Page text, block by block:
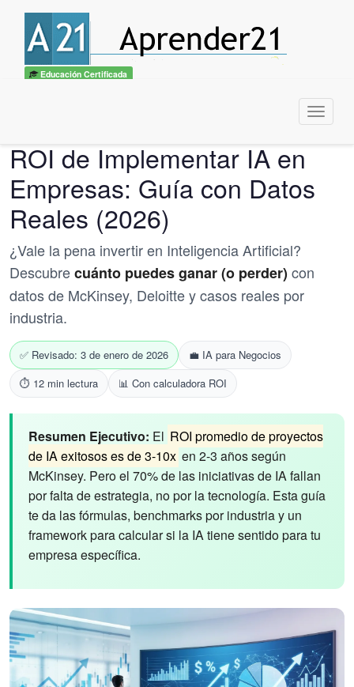
Educación Certificada
Menu
ROI de Implementar IA en
Empresas: Guía con Datos
Reales (2026)
¿Vale la pena invertir en Inteligencia Artificial?
Descubrecuánto puedes ganar (o perder) con
datos de McKinsey, Deloitte y casos reales por
industria.
✅ Revisado: 3 de enero de 2026
💼 IA para Negocios
⏱️ 12 min lectura
📊 Con calculadora ROI
Resumen Ejecutivo: El ROI promedio de proyectos
de IA exitosos es de 3-10x en 2-3 años según
McKinsey. Pero el 70% de las iniciativas de IA fallan
por falta de estrategia, no por la tecnología. Esta guía
te da las fórmulas, benchmarks por industria y un
framework para calcular si la IA tiene sentido para tu
empresa específica.